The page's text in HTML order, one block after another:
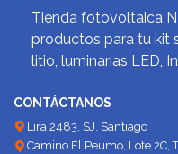
Tienda fotovoltaica
productos para tu kit
litio, luminarias LED,
CONTÁCTANOS
Lira 2483, SJ, Santiago
Camino El Peumo, Lote 2C,